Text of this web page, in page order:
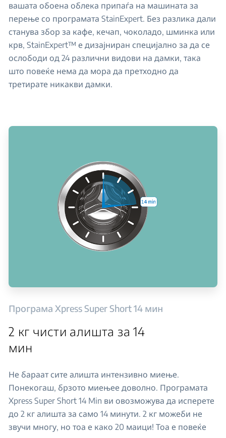
вашата обоена облека припаѓа на машината за
перење со програмата StainExpert. Без разлика дали
станува збор за кафе, кечап, чоколадо, шминка или
крв, StainExpert™ е дизајниран специјално за да се
ослободи од 24 различни видови на дамки, така
што повеќе нема да мора да претходно да
третирате никакви дамки.
Програма Xpress Super Short 14 мин
2 кг чисти алишта за 14
мин
Не бараат сите алишта интензивно миење.
Понекогаш, брзото миењее доволно. Програмата
Xpress Super Short 14 Min ви овозможува да исперете
до 2 кг алишта за само 14 минути. 2 кг можеби не
звучи многу, но тоа е како 20 маици! Тоа е повеќе